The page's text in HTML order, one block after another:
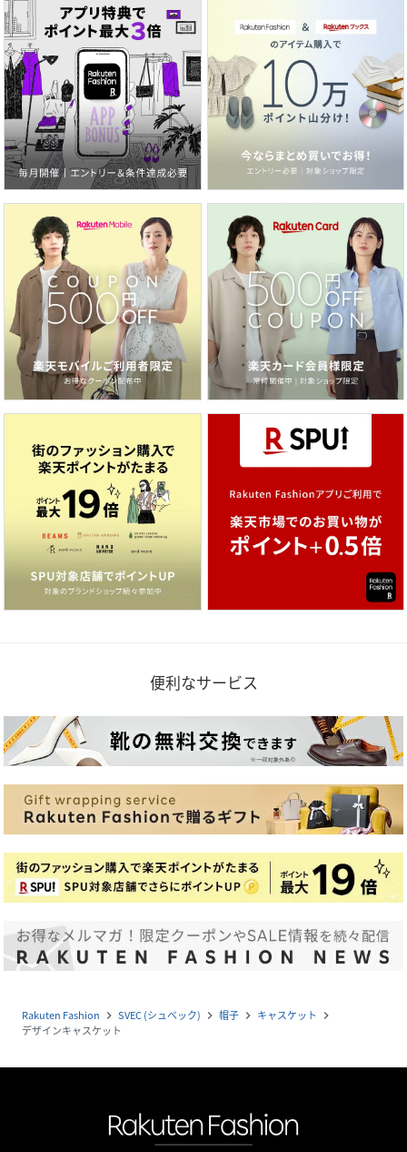
便利なサービス
Rakuten Fashion navigate_next SVEC (シュベック) navigate_next 帽子 navigate_next キャスケット navigate_next
デザインキャスケット